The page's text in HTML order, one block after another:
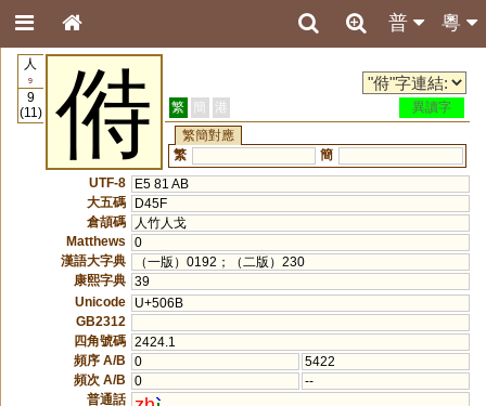
粵
普
人
9
9
(11)
偫 繁 簡 港
異讀字
繁簡對應
繁
簡
UTF-8
E5 81 AB
大五碼
D45F
倉頡碼
人竹人戈
Matthews
0
漢語大字典
（一版）0192；（二版）230
康熙字典 39
Unicode
U+506B
GB2312
四角號碼 2424.1
頻序 A/B
0
5422
頻次 A/B
0
--
普通話